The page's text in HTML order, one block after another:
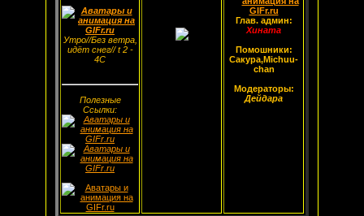
Утро//Без ветра,
идёт снег// t 2 -
4С
Полезные
Ссылки:
Глав. админ:
Хината
Помошники:
Сакура,Michuu-
chan
Модераторы:
Дейдара